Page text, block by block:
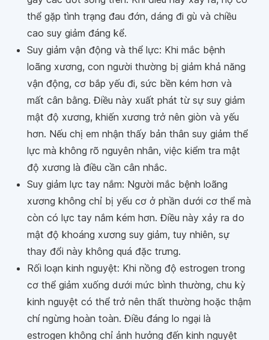
thể gặp tình trạng đau đớn, dáng đi gù và chiều
cao suy giảm đáng kể.
Suy giảm vận động và thể lực: Khi mắc bệnh
loãng xương, con người thường bị giảm khả năng
vận động, cơ bắp yếu đi, sức bền kém hơn và
mất cân bằng. Điều này xuất phát từ sự suy giảm
mật độ xương, khiến xương trở nên giòn và yếu
hơn. Nếu chị em nhận thấy bản thân suy giảm thể
lực mà không rõ nguyên nhân, việc kiểm tra mật
độ xương là điều cần cân nhắc.
Suy giảm lực tay nắm: Người mắc bệnh loãng
xương không chỉ bị yếu cơ ở phần dưới cơ thể mà
còn có lực tay nắm kém hơn. Điều này xảy ra do
mật độ khoáng xương suy giảm, tuy nhiên, sự
thay đổi này không quá đặc trưng.
Rối loạn kinh nguyệt: Khi nồng độ estrogen trong
cơ thể giảm xuống dưới mức bình thường, chu kỳ
kinh nguyệt có thể trở nên thất thường hoặc thậm
chí ngừng hoàn toàn. Điều đáng lo ngại là
estrogen không chỉ ảnh hưởng đến kinh nguyệt